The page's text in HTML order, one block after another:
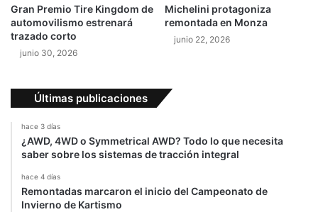
e
p
a
s
Gran Premio Tire Kingdom de
automovilismo estrenará
trazado corto
junio 30, 2026
Michelini protagoniza
remontada en Monza
junio 22, 2026
Últimas publicaciones
hace 3 días
¿AWD, 4WD o Symmetrical AWD? Todo lo que necesita
saber sobre los sistemas de tracción integral
hace 4 días
Remontadas marcaron el inicio del Campeonato de
Invierno de Kartismo